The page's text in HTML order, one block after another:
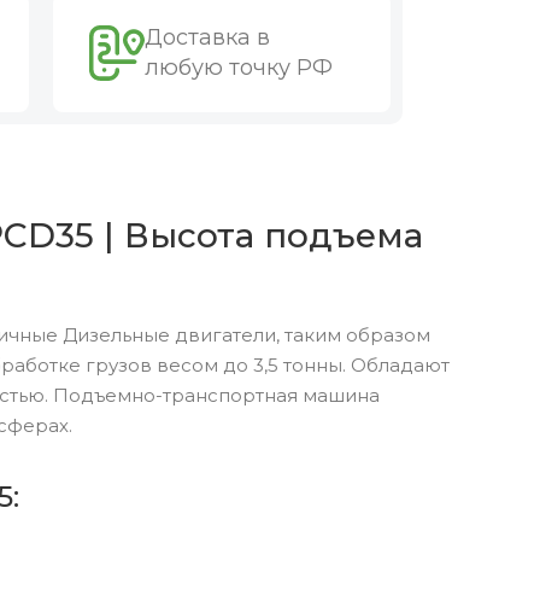
Доставка в
любую точку РФ
| Высота подъема
Дизельные двигатели, таким образом
грузов весом до 3,5 тонны. Обладают
Подъемно-транспортная машина